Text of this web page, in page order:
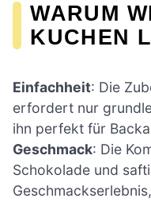
WARUM
KUCHEN
Einfachheit: Die
erfordert nur
ihn perfekt für
Geschmack: Die
Schokolade und